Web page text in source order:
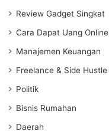
Review Gadget Singkat
Cara Dapat Uang Online
Manajemen Keuangan
Freelance & Side Hustle
Politik
Bisnis Rumahan
Daerah